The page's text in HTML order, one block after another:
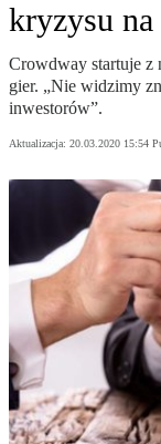
kryzysu na
Crowdway startuje z
gier. „Nie widzimy
inwestorów”.
Aktualizacja: 20.03.2020 15:54